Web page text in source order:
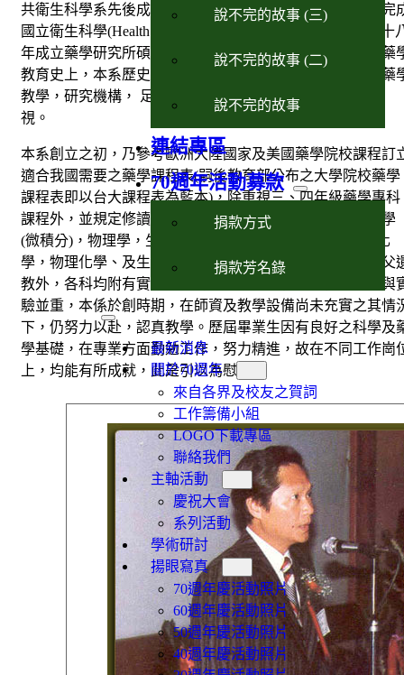
說不完的故事 (三)
說不完的故事 (二)
說不完的故事
連結專區
70週年活動募款
捐款方式
捐款芳名錄
最新消息
關於70週年
來自各界及校友之賀詞
工作籌備小組
LOGO下載專區
聯絡我們
主軸活動
慶祝大會
系列活動
學術研討
揚眼寫真
70週年慶活動照片
60週年慶活動照片
50週年慶活動照片
40週年慶活動照片
共衛生科學系先後成立，於是臺大醫學院乃成為我國最先完
國立衛生科學(Health Sciences)教學中心。本校後於民國五十
年成立藥學研究所碩士班，七十二年成立博士班。在我國藥
教育史上，本系歷史雖短，然能最先成為一所完備之高等藥
教學，研究機構， 足徵我教育當局及本校對藥學教育之重
視。
本系創立之初，乃參考歐洲大陸國家及美國藥學院校課程訂
適合我國需要之藥學課程表(嗣後教育部公布之大學院校藥學
課程表即以台大課程表為藍本)，除重視三、四年級藥學專科
課程外，並規定修讀藥學教育所需要之若干基礎課程為數學
(微積分)，物理學，生物學，普通化學，有機化學，分析化
學，物理化學、及生物學等。再則，除語文，歷史，及國父
教外，各科均附有實驗，此為藥學教育之特徵，強調學理與
驗並重，本係於創時期，在師資及教學設備尚未充實之其情
下，仍努力以赴，認真教學。歷屆畢業生因有良好之科學及
學基礎，在專業方面勤勉工作，努力精進，故在不同工作崗
上，均能有所成就，此是引以為慰！